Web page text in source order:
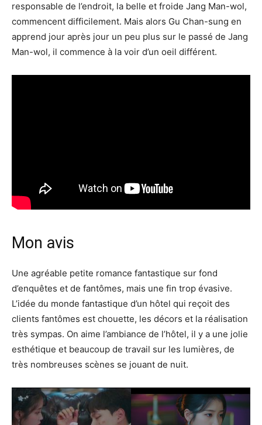
responsable de l’endroit, la belle et froide Jang Man-wol,
commencent difficilement. Mais alors Gu Chan-sung en
apprend jour après jour un peu plus sur le passé de Jang
Man-wol, il commence à la voir d’un oeil différent.
Mon avis
Une agréable petite romance fantastique sur fond
d’enquêtes et de fantômes, mais une fin trop évasive.
L’idée du monde fantastique d’un hôtel qui reçoit des
clients fantômes est chouette, les décors et la réalisation
très sympas. On aime l’ambiance de l’hôtel, il y a une jolie
esthétique et beaucoup de travail sur les lumières, de
très nombreuses scènes se jouant de nuit.